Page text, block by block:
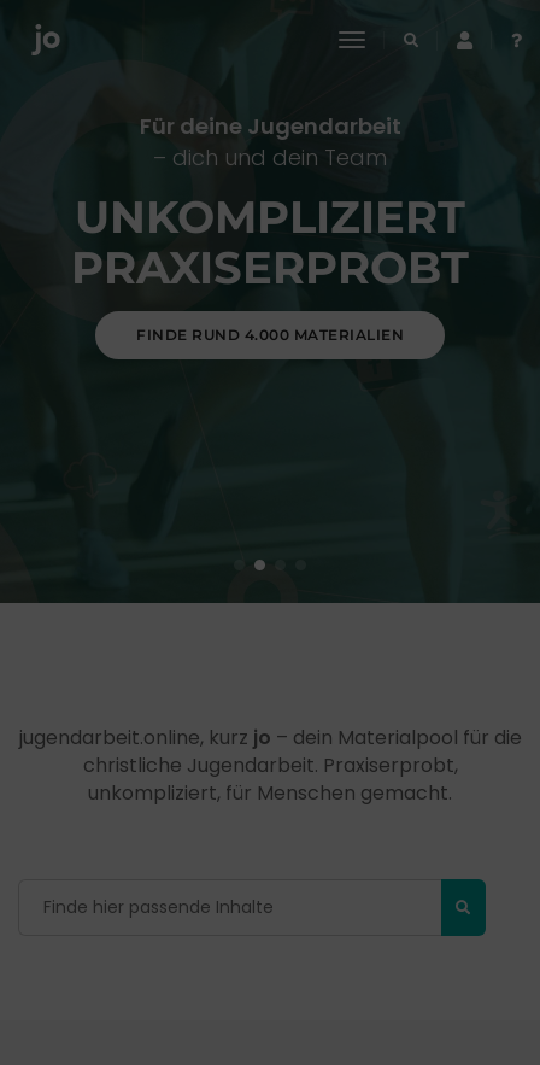
toggle
Für deine Jugendarbeit
– dich und dein Team
UNKOMPLIZIERT
PRAXISERPROBT
FINDE RUND 4.000 MATERIALIEN
jugendarbeit.online, kurz jo – dein Materialpool für die
christliche Jugendarbeit. Praxiserprobt,
unkompliziert, für Menschen gemacht.